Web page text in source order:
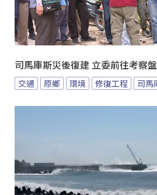
司馬庫斯災後復建 立委前往考察
交通 原鄉 環境 修復工程 司馬